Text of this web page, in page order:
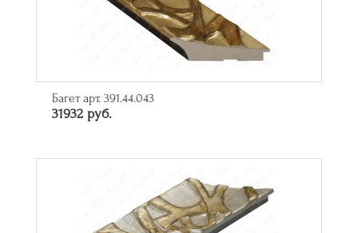
Багет арт. 391.44.043
31932 руб.